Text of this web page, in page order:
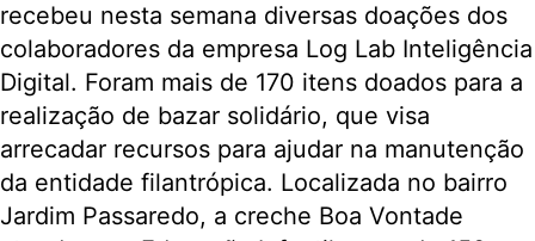
recebeu nesta semana diversas doações dos
colaboradores da empresa Log Lab Inteligência
Digital. Foram mais de 170 itens doados para a
realização de bazar solidário, que visa
arrecadar recursos para ajudar na manutenção
da entidade filantrópica. Localizada no bairro
Jardim Passaredo, a creche Boa Vontade